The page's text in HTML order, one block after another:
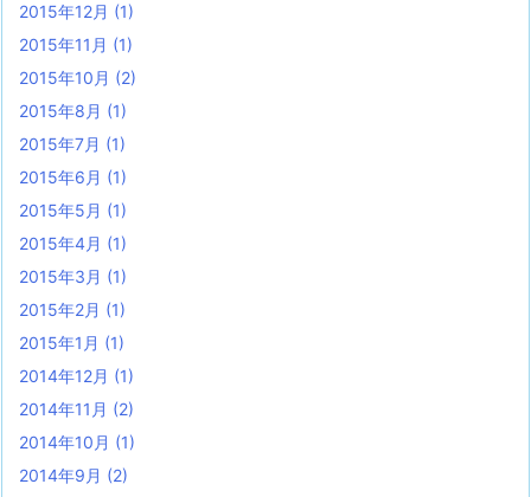
2015年12月 (1)
2015年11月 (1)
2015年10月 (2)
2015年8月 (1)
2015年7月 (1)
2015年6月 (1)
2015年5月 (1)
2015年4月 (1)
2015年3月 (1)
2015年2月 (1)
2015年1月 (1)
2014年12月 (1)
2014年11月 (2)
2014年10月 (1)
2014年9月 (2)